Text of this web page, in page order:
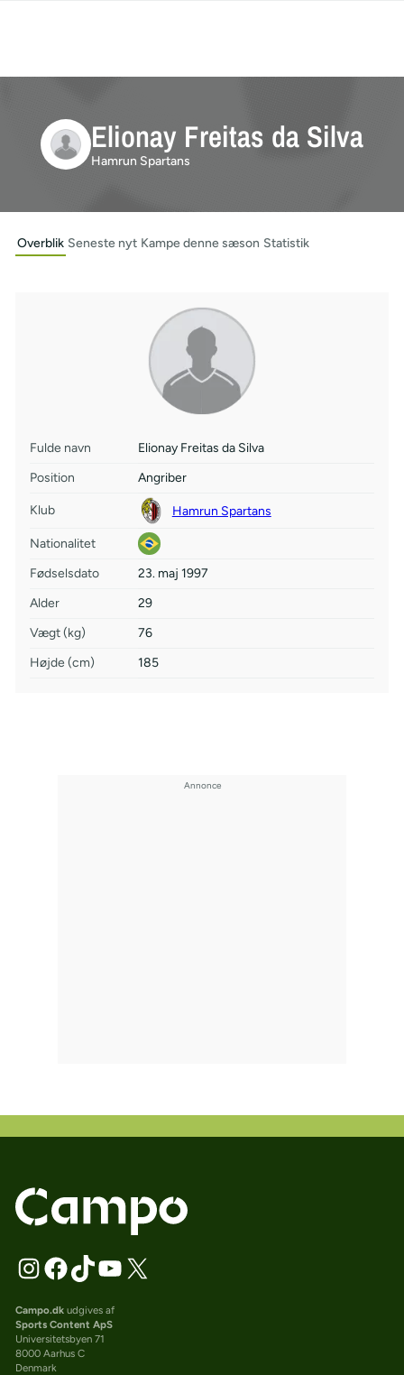
Elionay Freitas da Silva
Hamrun Spartans
Overblik Seneste nyt Kampe denne sæson Statistik
Fulde navn
Elionay Freitas da Silva
Position
Angriber
Klub Hamrun Spartans
Nationalitet
Fødselsdato
23. maj 1997
Alder
29
Vægt (kg)
76
Højde (cm)
185
Campo.dkudgives af
Sports Content ApS
Universitetsbyen 71
8000 Aarhus C
Denmark